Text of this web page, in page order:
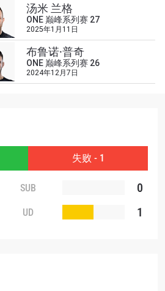
汤米 兰格
ONE 巅峰系列赛 27
2025年1月11日
布鲁诺·普奇
ONE 巅峰系列赛 26
2024年12月7日
失败 - 1
SUB
0
UD 1
别福利以及优先机遇获得直播
免责声明，即表示您同意我们
取消订阅这些信息。